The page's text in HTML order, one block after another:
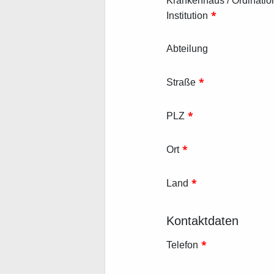
Institution *
Abteilung
Straße *
PLZ *
Ort *
Land *
Kontaktdaten
Telefon *